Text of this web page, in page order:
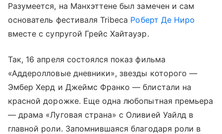
Разумеется, на Манхэттене был замечен и сам
основатель фестиваля Tribeca Роберт Де Ниро
вместе с супругой Грейс Хайтауэр.
Так, 16 апреля состоялся показ фильма
«Аддеролловые дневники», звезды которого —
Эмбер Херд и Джеймс Франко — блистали на
красной дорожке. Еще одна любопытная премьера
— драма «Луговая страна» с Оливией Уайлд в
главной роли. Запомнившаяся благодаря роли в